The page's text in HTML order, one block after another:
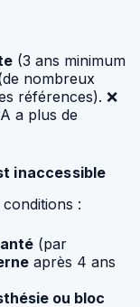
(3 ans minimum
nombreux
références). ❌
a plus de
inaccessible
:
(par
après 4 ans
ou bloc